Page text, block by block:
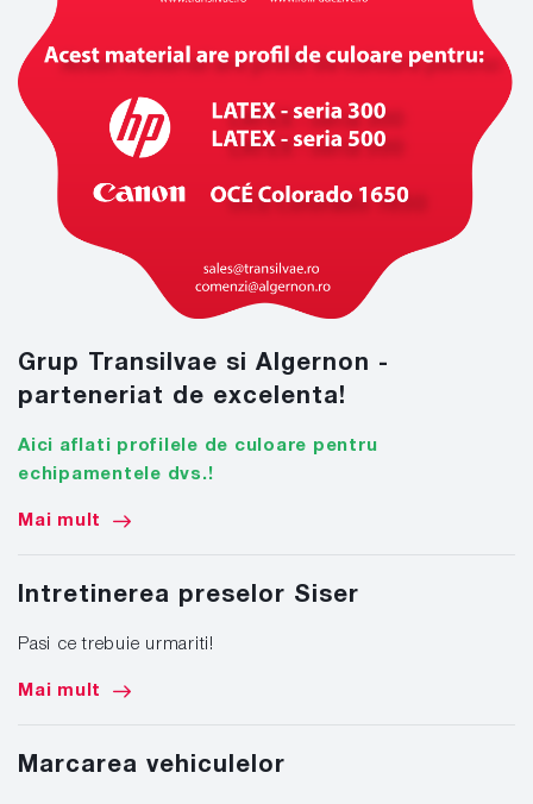
Grup Transilvae si Algernon -
parteneriat de excelenta!
Aici aflati profilele de culoare pentru
echipamentele dvs.!
Mai mult
Intretinerea preselor Siser
Pasi ce trebuie urmariti!
Mai mult
Marcarea vehiculelor